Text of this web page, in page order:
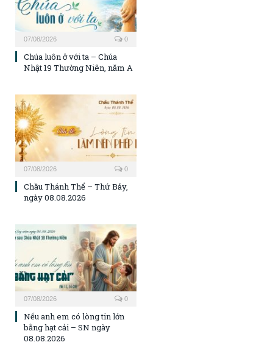
07/08/2026 0
Chúa luôn ở với ta – Chúa
Nhật 19 Thường Niên, năm A
07/08/2026 0
Chầu Thánh Thể – Thứ Bảy,
ngày 08.08.2026
07/08/2026 0
Nếu anh em có lòng tin lớn
bằng hạt cải – SN ngày
08.08.2026